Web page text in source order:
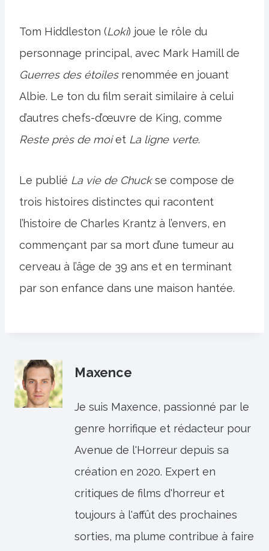
Tom Hiddleston (Loki) joue le rôle du
personnage principal, avec Mark Hamill de
Guerres des étoilesrenommée en jouant
Albie. Le ton du film serait similaire à celui
d’autres chefs-d’œuvre de King, comme
Reste près de moiet La ligne verte.
Le publié La vie de Chuckse compose de
trois histoires distinctes qui racontent
l’histoire de Charles Krantz à l’envers, en
commençant par sa mort d’une tumeur au
cerveau à l’âge de 39 ans et en terminant
par son enfance dans une maison hantée.
Maxence
Je suis Maxence, passionné par le
genre horrifique et rédacteur pour
Avenue de l'Horreur depuis sa
création en 2020. Expert en
critiques de films d'horreur et
toujours à l'affût des prochaines
sorties, ma plume contribue à faire